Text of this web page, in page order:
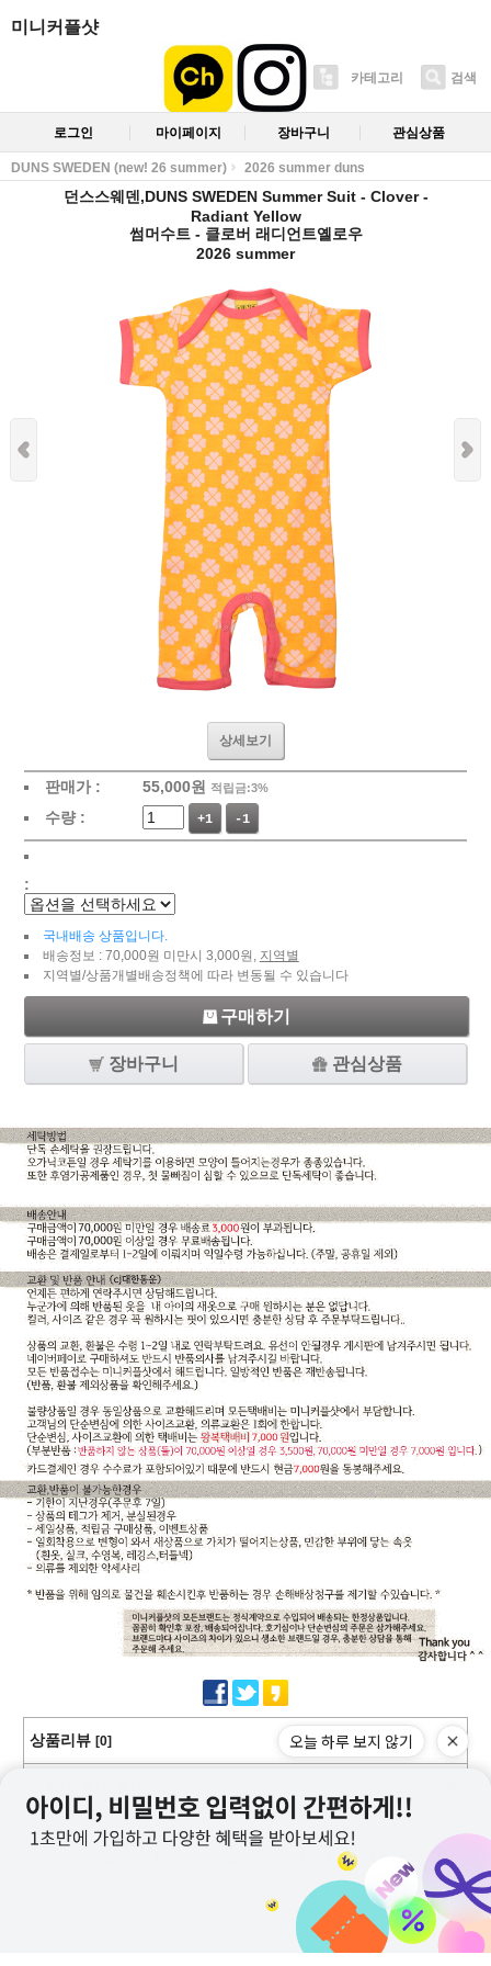
미니커플샷
카테고리 검색
로그인 마이페이지 장바구니 관심상품
DUNS SWEDEN (new! 26 summer) 2026 summer duns
던스스웨덴,DUNS SWEDEN Summer Suit - Clover -
Radiant Yellow
썸머수트 - 클로버 래디언트옐로우
2026 summer
상세보기
판매가 : 55,000원 적립금:3%
수량 : +1 -1
:
국내배송 상품입니다.
배송정보 : 70,000원 미만시 3,000원, 지역별
지역별/상품개별배송정책에 따라 변동될 수 있습니다
구매하기
장바구니 관심상품
상품리뷰 [0]
커뮤니티
오늘 하루 보지 않기